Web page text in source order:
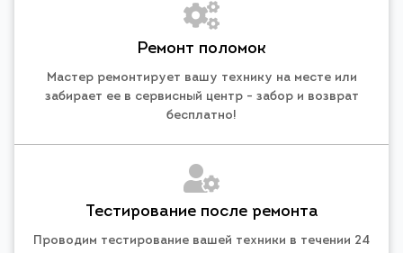
Ремонт поломок
Мастер ремонтирует вашу технику на месте или
забирает ее в сервисный центр - забор и возврат
бесплатно!
Тестирование после ремонта
Проводим тестирование вашей техники в течении 24